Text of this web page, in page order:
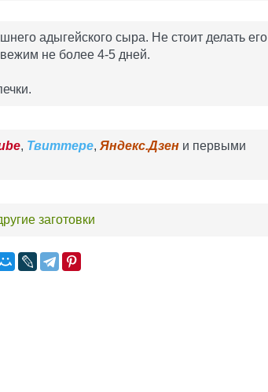
адыгейского сыра. Не стоит делать его
не более 4-5 дней.
, Твиттере, Яндекс.Дзен и первыми
заготовки